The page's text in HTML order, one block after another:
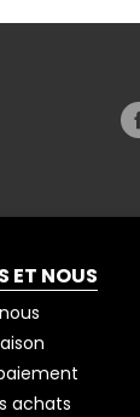
ET NOUS
achats